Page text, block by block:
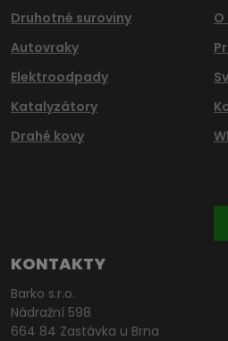
Druhotné suroviny
Autovraky
Elektroodpady
Katalyzátory
Drahé kovy
O
KONTAKTY
Barko s.r.o.
Nádražní 598
664 84 Zastávka u Brna